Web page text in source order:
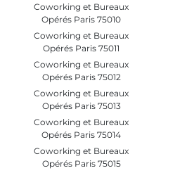
Coworking et Bureaux
Opérés Paris 75010
Coworking et Bureaux
Opérés Paris 75011
Coworking et Bureaux
Opérés Paris 75012
Coworking et Bureaux
Opérés Paris 75013
Coworking et Bureaux
Opérés Paris 75014
Coworking et Bureaux
Opérés Paris 75015